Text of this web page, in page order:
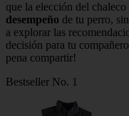
que la elección del
desempeño de tu perro,
a explorar las
decisión para tu
pena compartir!
Bestseller No. 1